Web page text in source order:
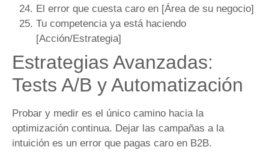
El error que cuesta caro en [Área de su negocio]
Tu competencia ya está haciendo
[Acción/Estrategia]
Estrategias Avanzadas:
Tests A/B y Automatización
Probar y medir es el único camino hacia la
optimización continua. Dejar las campañas a la
intuición es un error que pagas caro en B2B.